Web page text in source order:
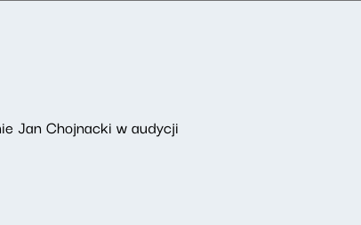
Jan Chojnacki w audycji